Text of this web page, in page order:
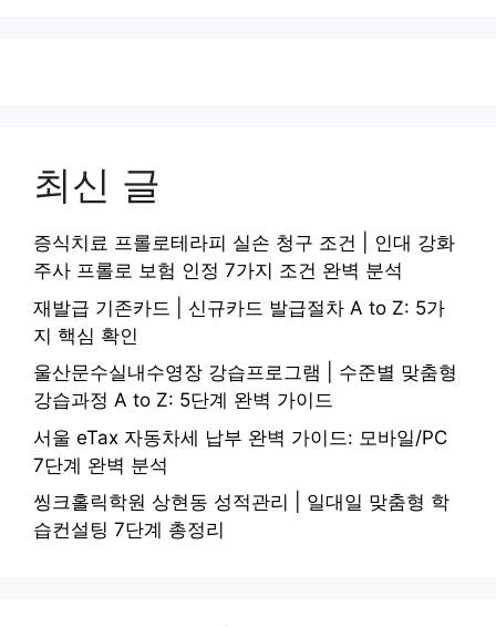
최신 글
증식치료 프롤로테라피 실손 청구 조건 | 인대 강화
주사 프롤로 보험 인정 7가지 조건 완벽 분석
재발급 기존카드 | 신규카드 발급절차 A to Z: 5가
지 핵심 확인
울산문수실내수영장 강습프로그램 | 수준별 맞춤형
강습과정 A to Z: 5단계 완벽 가이드
서울 eTax 자동차세 납부 완벽 가이드: 모바일/PC
7단계 완벽 분석
씽크홀릭학원 상현동 성적관리 | 일대일 맞춤형 학
습컨설팅 7단계 총정리